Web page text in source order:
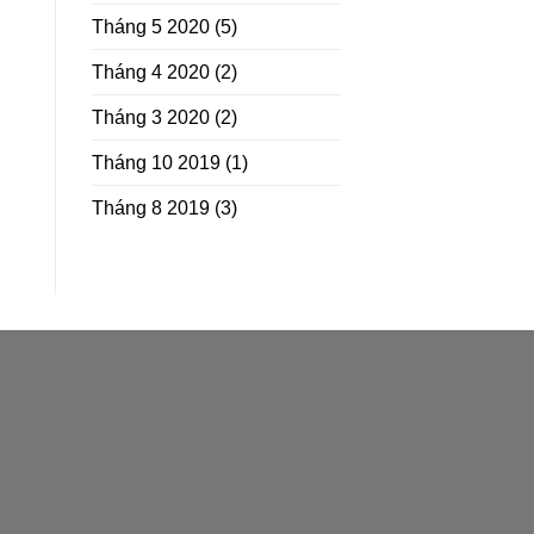
Tháng 5 2020 (5)
Tháng 4 2020 (2)
Tháng 3 2020 (2)
Tháng 10 2019 (1)
Tháng 8 2019 (3)